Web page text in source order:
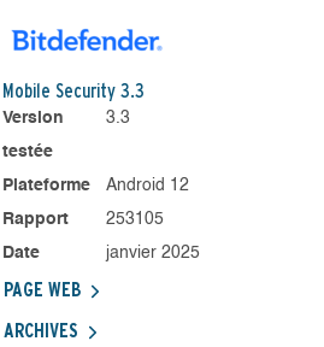
Mobile Security 3.3
Version
testée
3.3
Plateforme
Android 12
Rapport
253105
Date
janvier 2025
PAGE WEB
ARCHIVES